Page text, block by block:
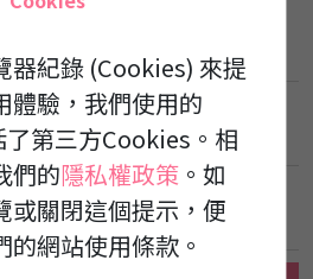
器紀錄 (Cookies) 來提
體驗，我們使用的
第三方Cookies。相
們的隱私權政策 。如
或關閉這個提示，便
網站使用條款。